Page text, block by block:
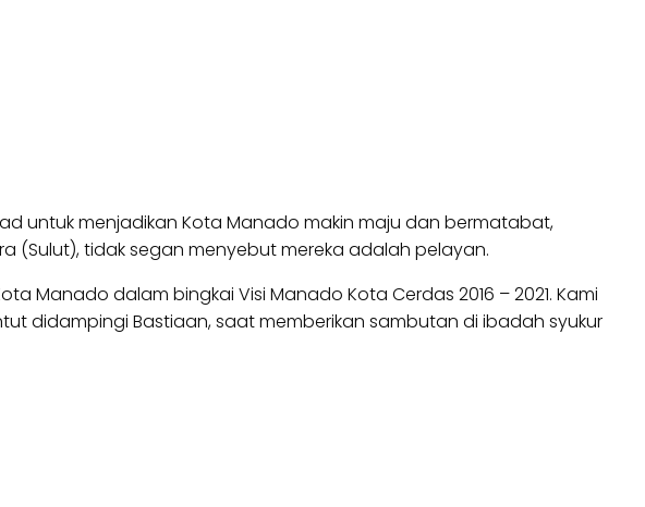
untuk menjadikan Kota Manado makin maju dan bermatabat,
(Sulut), tidak segan menyebut mereka adalah pelayan.
Manado dalam bingkai Visi Manado Kota Cerdas 2016 – 2021. Kami
didampingi Bastiaan, saat memberikan sambutan di ibadah syukur